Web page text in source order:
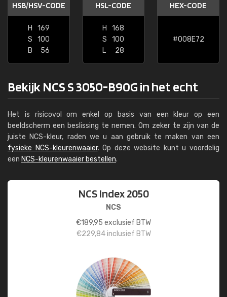
HSB/HSV-CODE
H
169
S
100
B
56
HSL-CODE
H
168
S
100
L
28
HEX-CODE
#008E72
Bekijk NCS S 3050-B90G in het echt
Het is risicovol om enkel op basis van een kleur op een
beeldscherm een beslissing te nemen. Om zeker te zijn van de
juiste NCS-kleur, raden we u aan gebruik te maken van een
fysieke NCS-kleurenwaaier. Op deze website kunt u voordelig
een NCS-kleurenwaaier bestellen.
NCS Index 2050
NCS
€189,95 exclusief BTW
€229,84inclusief BTW